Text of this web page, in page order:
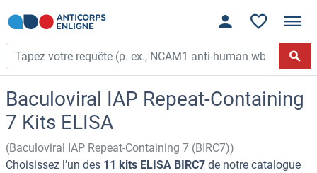
Baculoviral IAP Repeat-Containing
7 Kits ELISA
(Baculoviral IAP Repeat-Containing 7 (BIRC7))
Choisissez l’un des 11 kits ELISA BIRC7 de notre catalogue